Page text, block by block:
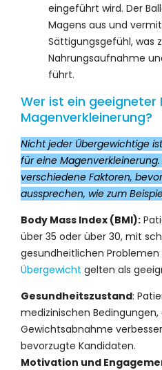
eingeführt wird. Der
Magens aus und
Sättigungsgefühl, was
Nahrungsaufnahme
führt.
Wer ist ein geeigneter
Magenverkleinerung?
Nicht jeder Übergewichtige
für eine
verschiedene Faktoren,
aussprechen, wie zum
Body Mass Index (BMI):
über 35 oder über 30, mit
gesundheitlichen
Übergewicht gelten als
Gesundheitszustand:
medizinischen Bedingungen,
Gewichtsabnahme
bevorzugte Kandidaten.
Motivation und